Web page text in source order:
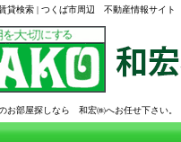
貸検索 | つくば市周辺 不動産情報サイ
お部屋探しなら 和宏㈱へお任せ下さい。